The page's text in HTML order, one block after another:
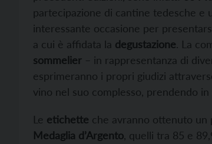
partecipazione di cantine tedesche e
interessante occasione per
a cui è affidata la degustazione. La
sommelier – in rappresentanza di
esprimeranno i propri giudizi
vino nel suo complesso, prendendo
Le etichette che avranno ottenuto un
Medaglia d’Argento , quelli tra 85 e